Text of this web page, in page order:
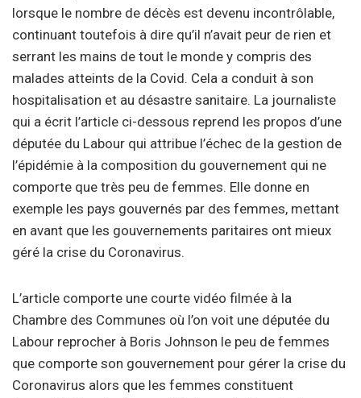
lorsque le nombre de décès est devenu incontrôlable,
continuant toutefois à dire qu’il n’avait peur de rien et
serrant les mains de tout le monde y compris des
malades atteints de la Covid. Cela a conduit à son
hospitalisation et au désastre sanitaire. La journaliste
qui a écrit l’article ci-dessous reprend les propos d’une
députée du Labour qui attribue l’échec de la gestion de
l’épidémie à la composition du gouvernement qui ne
comporte que très peu de femmes. Elle donne en
exemple les pays gouvernés par des femmes, mettant
en avant que les gouvernements paritaires ont mieux
géré la crise du Coronavirus.
L’article comporte une courte vidéo filmée à la
Chambre des Communes où l’on voit une députée du
Labour reprocher à Boris Johnson le peu de femmes
que comporte son gouvernement pour gérer la crise du
Coronavirus alors que les femmes constituent